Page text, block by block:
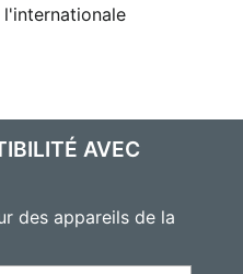
AVEC
des appareils de la